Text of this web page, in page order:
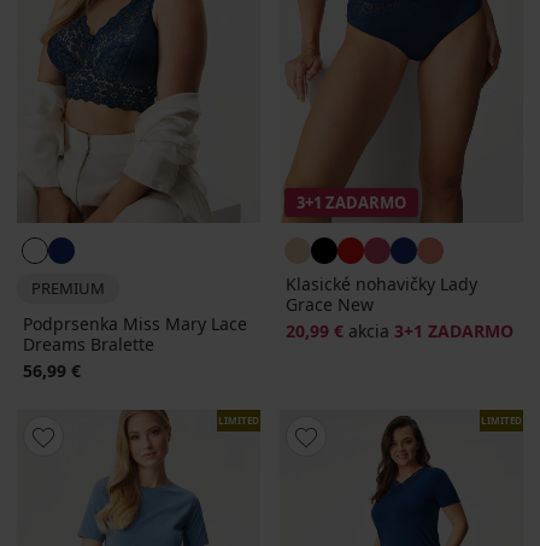
PREMIUM
Podprsenka Miss Mary Lace
Dreams Bralette
56,99 €
3+1 ZADARMO
Klasické nohavičky Lady
Grace New
20,99 € akcia 3+1 ZADARMO
LIMITED LIMITED